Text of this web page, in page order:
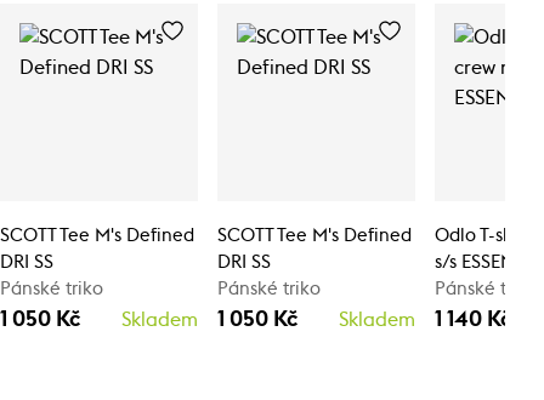
SCOTT Tee M's Defined
DRI SS
Pánské triko
1 050 Kč Skladem
SCOTT Tee M's Defined
DRI SS
Pánské triko
1 050 Kč Skladem
Odlo T-shirt
s/s
Pánské triko
1 140 Kč